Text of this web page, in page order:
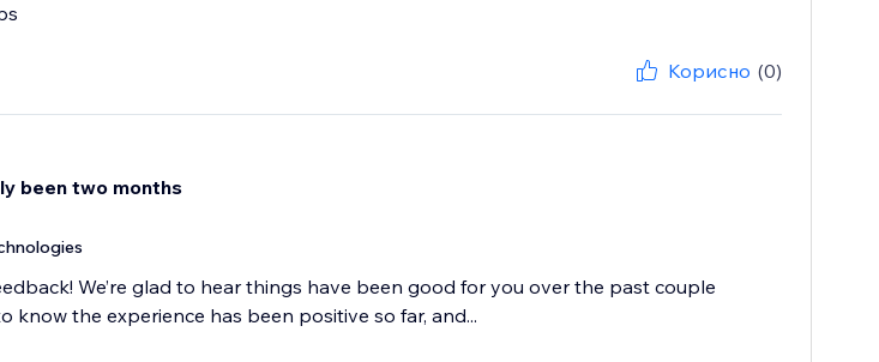
Корисно (0)
been two months
We’re glad to hear things have been good for you over the past couple
know the experience has been positive so far, and...